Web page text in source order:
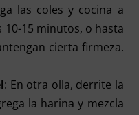
las coles y cocina a
15 minutos, o hasta
cierta firmeza.
: En otra olla, derrite la
la harina y mezcla